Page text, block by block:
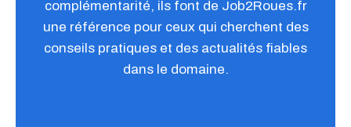
complémentarité, ils font de Job2Roues.fr
une référence pour ceux qui cherchent des
conseils pratiques et des actualités fiables
dans le domaine.